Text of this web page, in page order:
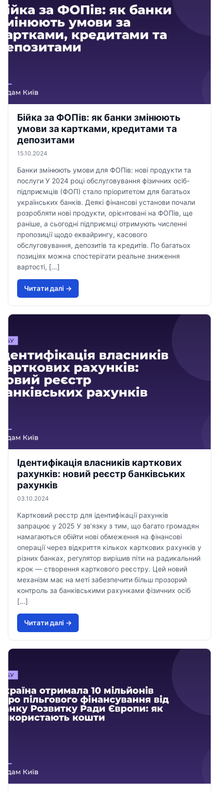
Бійка за ФОПів: як банки змінюють
умови за картками, кредитами та
депозитами
15.10.2024
Банки змінюють умови для ФОПів: нові продукти та
послуги У 2024 році обслуговування фізичних осіб-
підприємців (ФОП) стало пріоритетом для багатьох
українських банків. Деякі фінансові установи почали
розробляти нові продукти, орієнтовані на ФОПів, ще
раніше, а сьогодні підприємці отримують численні
пропозиції щодо еквайрингу, касового
обслуговування, депозитів та кредитів. По багатьох
позиціях можна спостерігати реальне зниження
вартості, […]
Читати далi →
Ідентифікація власників карткових
рахунків: новий реєстр банківських
рахунків
03.10.2024
Картковий реєстр для ідентифікації рахунків
запрацює у 2025 У зв’язку з тим, що багато громадян
намагаються обійти нові обмеження на фінансові
операції через відкриття кількох карткових рахунків у
різних банках, регулятор вирішив піти на радикальний
крок — створення карткового реєстру. Цей новий
механізм має на меті забезпечити більш прозорий
контроль за банківськими рахунками фізичних осіб
[…]
Читати далi →